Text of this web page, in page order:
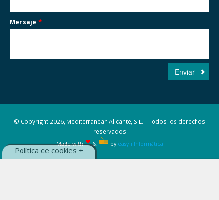
Mensaje *
© Copyright 2026, Mediterranean Alicante, S.L. - Todos los derechos
reservados
Made with ❤ & 🖮 by easyTi Informática
Política de cookies +